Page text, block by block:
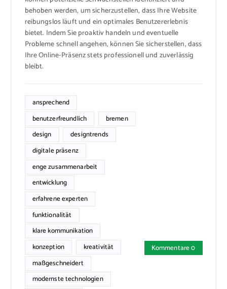
behoben werden, um sicherzustellen, dass Ihre Website
reibungslos läuft und ein optimales Benutzererlebnis
bietet. Indem Sie proaktiv handeln und eventuelle
Probleme schnell angehen, können Sie sicherstellen, dass
Ihre Online-Präsenz stets professionell und zuverlässig
bleibt.
ansprechend
benutzerfreundlich
bremen
design
designtrends
digitale präsenz
enge zusammenarbeit
entwicklung
erfahrene experten
funktionalität
klare kommunikation
konzeption
kreativität
maßgeschneidert
modernste technologien
Kommentare 0